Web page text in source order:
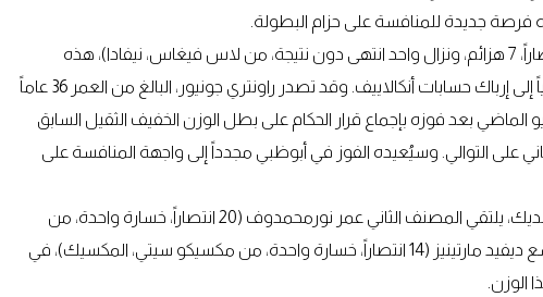
جديدة للمنافسة على حزام البطولة.
في المقابل، يدخل خليل راونتري جونيور (15 انتصاراً، 7 هزائم، ونزال واحد انتهى دون نتيجة، من لاس فيغاس، نيفادا)، هذه
المواجهة بوصفه المنافس الأقل ترشيحاً، ساعياً إلى إرباك حسابات أنكالاييف. وقد تصدر راونتري جونيور، البالغ من العمر 36 عاماً
الماضي بعد فوزه بإجماع قرار الحكام على بطل الوزن الخفيف الثقيل السابق
على التوالي. وسيُعيده الفوز في أبوظبي مجدداً إلى واجهة المنافسة على
وفي النزال المشترك الرئيسي ضمن فئة وزن الديك، يلتقي المصنف الثاني عمر نورمحمدوف (20 انتصاراً، خسارة واحدة، من
كيزيليورت، داغستان، روسيا)، مع المصنف التاسع ديفيد مارتينيز (14 انتصاراً، خسارة واحدة، من مكسيكو سيتي، المكسيك)، في
الوزن.